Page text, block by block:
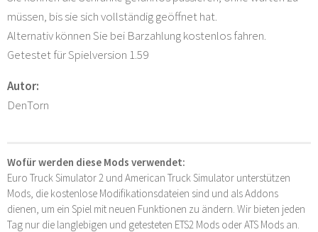
müssen, bis sie sich vollständig geöffnet hat.
Alternativ können Sie bei Barzahlung kostenlos fahren.
Getestet für Spielversion 1.59
Autor:
DenTorn
Wofür werden diese Mods verwendet:
Euro Truck Simulator 2 und American Truck Simulator unterstützen
Mods, die kostenlose Modifikationsdateien sind und als Addons
dienen, um ein Spiel mit neuen Funktionen zu ändern. Wir bieten jeden
Tag nur die langlebigen und getesteten ETS2 Mods oder ATS Mods an.